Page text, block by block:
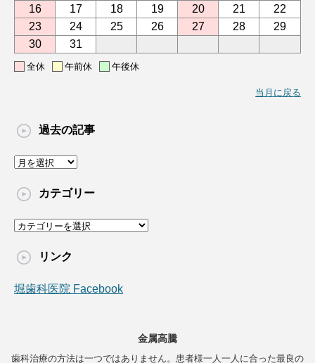
16
17 18 19 20 21
22
23
24 25 26 27 28
29
30
31
全休 午前休 午後休
当月に戻る
過去の記事
過
の
事
カテゴリー
カ
ゴ
ー
リンク
堀歯科医院 Facebook
金属高騰
歯科治療の方法は一つではありません。患者様一人一人に合った最良の